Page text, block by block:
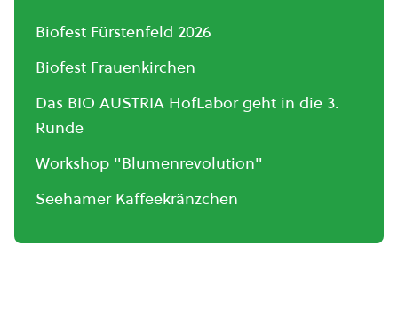
Biofest Fürstenfeld 2026
Biofest Frauenkirchen
Das BIO AUSTRIA HofLabor geht in die 3.
Runde
Workshop "Blumenrevolution"
Seehamer Kaffeekränzchen